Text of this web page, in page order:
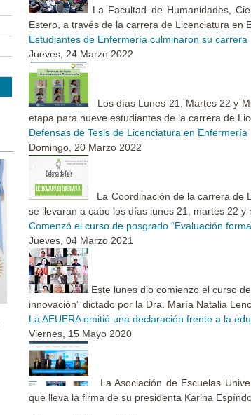
La Facultad de Humanidades,
Estero, a través de la carrera de Licenciatura en
Estudiantes de Enfermería culminaron su carrera
Jueves, 24 Marzo 2022
Los días Lunes 21, Martes 22 y
etapa para nueve estudiantes de la carrera de
Defensas de Tesis de Licenciatura en Enfermería
Domingo, 20 Marzo 2022
La Coordinación de la carrera de
se llevaran a cabo los días lunes 21, martes 22 y
Comenzó el curso de posgrado “Evaluación
Jueves, 04 Marzo 2021
Este lunes dio comienzo el curso
innovación” dictado por la Dra. María Natalia
La AEUERA emitió una declaración frente a la
Viernes, 15 Mayo 2020
La Asociación de Escuelas
que lleva la firma de su presidenta Karina